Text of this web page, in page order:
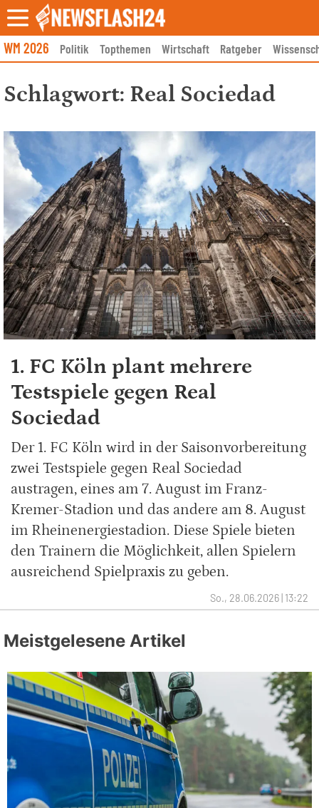
Skip
to
content
WM 2026 Politik Topthemen Wirtschaft Ratgeber
Schlagwort: Real Sociedad
1. FC Köln plant mehrere
Testspiele gegen Real
Sociedad
Der 1. FC Köln wird in der Saisonvorbereitung
zwei Testspiele gegen Real Sociedad
austragen, eines am 7. August im Franz-
Kremer-Stadion und das andere am 8. August
im Rheinenergiestadion. Diese Spiele bieten
den Trainern die Möglichkeit, allen Spielern
ausreichend Spielpraxis zu geben.
So., 28.06.2026 | 13:22
Meistgelesene Artikel